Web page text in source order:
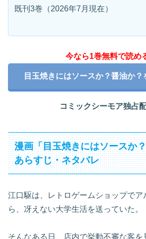
既刊3巻（2026年7月現在）
今なら1巻無料で読め
目玉焼きにはソースか？醤油か？
コミックシーモア独占
漫画「目玉焼きにはソースか
あらすじ・ネタバレ
江口駆は、レトロゲームショップでア
ら、冴えない大学生活を送っていた。
そんなある日、店内で挙動不審な客を